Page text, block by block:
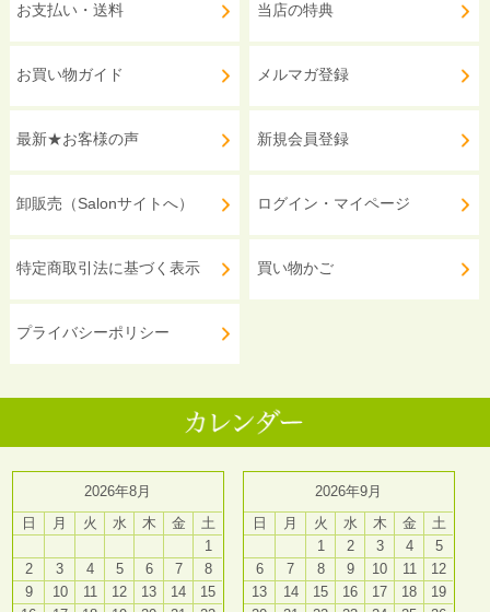
お支払い・送料
お買い物ガイド
最新★お客様の声
卸販売（Salonサイトへ）
特定商取引法に基づく表示
プライバシーポリシー
当店の特典
メルマガ登録
新規会員登録
ログイン・マイページ
買い物かご
2026年8月
日
月 火 水 木 金
土
1
2
3 4 5 6 7
8
9
10 11 12 13 14
15
2026年9月
日
月 火 水 木 金
土
1
2 3 4
5
6
7 8 9 10 11
12
13
14 15 16 17 18
19